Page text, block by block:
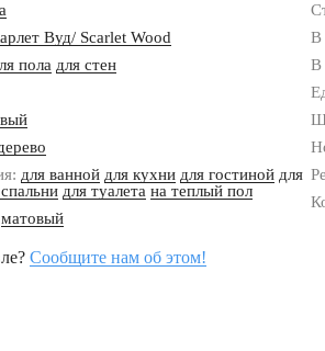
Вуд/ Scarlet Wood
пола для стен
для ванной для кухни для гостиной для
для туалета на теплый пол
матовый
В
В
Сообщите нам об этом!